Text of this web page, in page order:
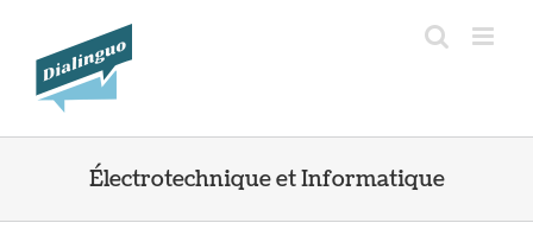
contenu
Électrotechnique et Informatique